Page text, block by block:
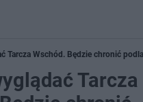
Tarcza Wschód. Będzie chronić
Tarcza